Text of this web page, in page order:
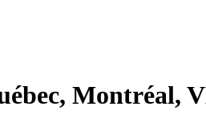
Montréal,